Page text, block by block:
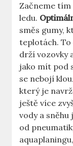
Začneme
ledu.
směs gumy,
teplotách. To
drží vozovky
jako mít pod
se nebojí
který je
ještě více
vody a
od